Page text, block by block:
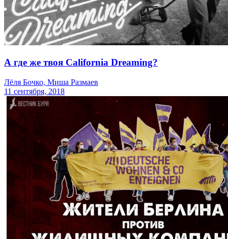
А где же твоя California Dreaming?
Лёля Бочко, Миша Размаев
11 сентября, 2018